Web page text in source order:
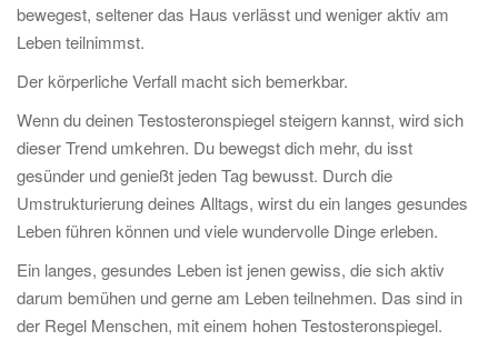
bewegest, seltener das Haus verlässt und weniger aktiv am
Leben teilnimmst.
Der körperliche Verfall macht sich bemerkbar.
Wenn du deinen Testosteronspiegel steigern kannst, wird sich
dieser Trend umkehren. Du bewegst dich mehr, du isst
gesünder und genießt jeden Tag bewusst. Durch die
Umstrukturierung deines Alltags, wirst du ein langes gesundes
Leben führen können und viele wundervolle Dinge erleben.
Ein langes, gesundes Leben ist jenen gewiss, die sich aktiv
darum bemühen und gerne am Leben teilnehmen. Das sind in
der Regel Menschen, mit einem hohen Testosteronspiegel.